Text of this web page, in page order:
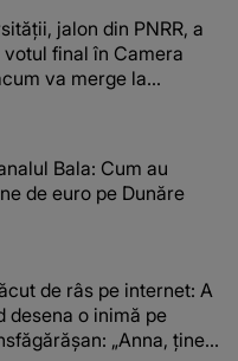
jalon din PNRR, a
final în Camera
va merge la
Bala: Cum au
de euro pe Dunăre
de râs pe internet: A
desena o inimă pe
„Anna, ține-